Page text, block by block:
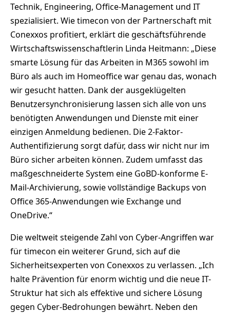
Technik, Engineering, Office-Management und IT
spezialisiert. Wie timecon von der Partnerschaft mit
Conexxos profitiert, erklärt die geschäftsführende
Wirtschaftswissenschaftlerin Linda Heitmann: „Diese
smarte Lösung für das Arbeiten in M365 sowohl im
Büro als auch im Homeoffice war genau das, wonach
wir gesucht hatten. Dank der ausgeklügelten
Benutzersynchronisierung lassen sich alle von uns
benötigten Anwendungen und Dienste mit einer
einzigen Anmeldung bedienen. Die 2-Faktor-
Authentifizierung sorgt dafür, dass wir nicht nur im
Büro sicher arbeiten können. Zudem umfasst das
maßgeschneiderte System eine GoBD-konforme E-
Mail-Archivierung, sowie vollständige Backups von
Office 365-Anwendungen wie Exchange und
OneDrive.“
Die weltweit steigende Zahl von Cyber-Angriffen war
für timecon ein weiterer Grund, sich auf die
Sicherheitsexperten von Conexxos zu verlassen. „Ich
halte Prävention für enorm wichtig und die neue IT-
Struktur hat sich als effektive und sichere Lösung
gegen Cyber-Bedrohungen bewährt. Neben den